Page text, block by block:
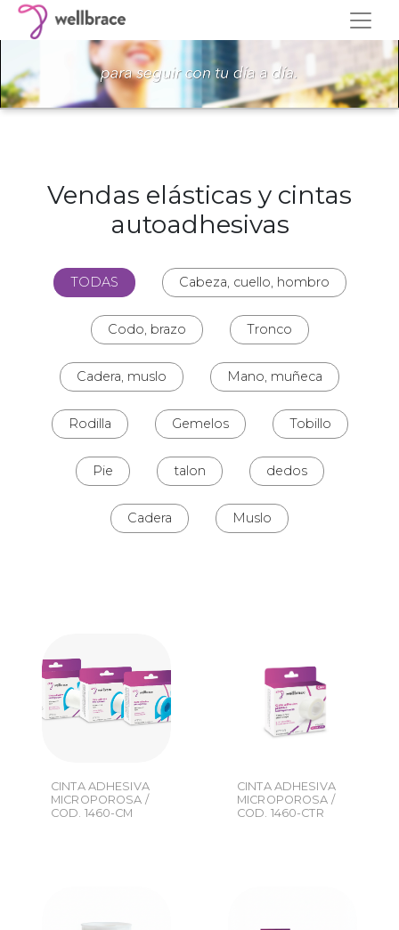
Vendas elásticas y cintas
autoadhesivas
TODAS Cabeza, cuello, hombro
Codo, brazo Tronco
Cadera, muslo Mano, muñeca
Rodilla Gemelos Tobillo
Pie talon dedos
Cadera Muslo
CINTA ADHESIVA
MICROPOROSA /
COD. 1460-CM
CINTA ADHESIVA
MICROPOROSA /
COD. 1460-CTR